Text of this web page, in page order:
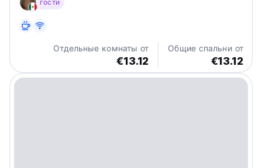
гости
Отдельные комнаты от
€13.12
Общие спальни от
€13.12